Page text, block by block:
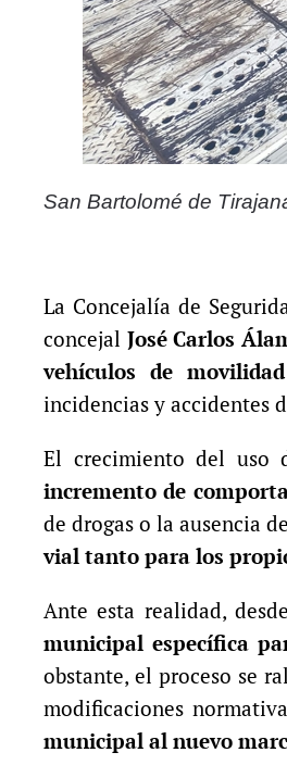
San Bartolomé de
La Concejalía de
concejal José Carlos
vehículos de
incidencias y accidentes
El crecimiento del uso
incremento de
de drogas o la ausencia
vial tanto para los
Ante esta realidad,
municipal específica
obstante, el proceso se
modificaciones
municipal al nuevo